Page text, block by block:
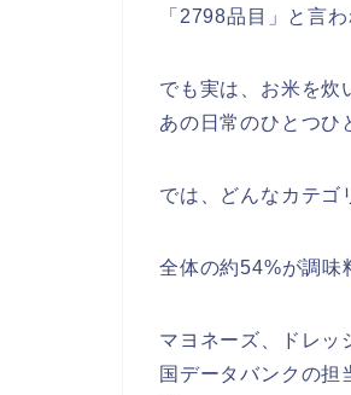
「2798品目」と言
でも実は、お米を炊
あの日常のひとつひ
では、どんなカテゴ
全体の約54%が調味
マヨネーズ、ドレッ
国データバンクの担